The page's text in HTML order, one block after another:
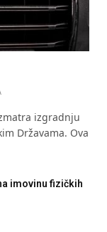
izgradnju
Državama. Ova
imovinu fizičkih